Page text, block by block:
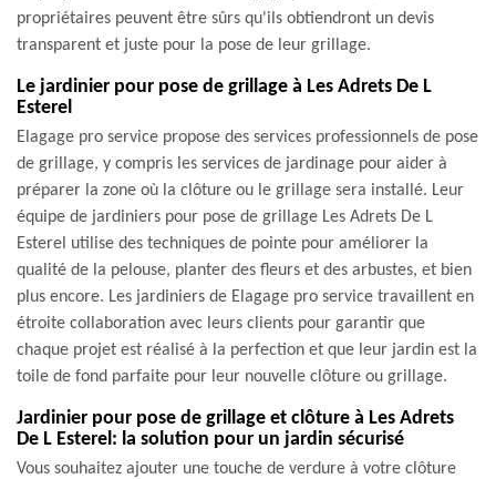
propriétaires peuvent être sûrs qu'ils obtiendront un devis
transparent et juste pour la pose de leur grillage.
Le jardinier pour pose de grillage à Les Adrets De L
Esterel
Elagage pro service propose des services professionnels de pose
de grillage, y compris les services de jardinage pour aider à
préparer la zone où la clôture ou le grillage sera installé. Leur
équipe de jardiniers pour pose de grillage Les Adrets De L
Esterel utilise des techniques de pointe pour améliorer la
qualité de la pelouse, planter des fleurs et des arbustes, et bien
plus encore. Les jardiniers de Elagage pro service travaillent en
étroite collaboration avec leurs clients pour garantir que
chaque projet est réalisé à la perfection et que leur jardin est la
toile de fond parfaite pour leur nouvelle clôture ou grillage.
Jardinier pour pose de grillage et clôture à Les Adrets
De L Esterel: la solution pour un jardin sécurisé
Vous souhaitez ajouter une touche de verdure à votre clôture